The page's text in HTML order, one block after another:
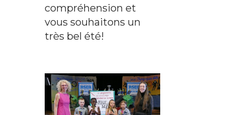
compréhension et
vous souhaitons un
très bel été!